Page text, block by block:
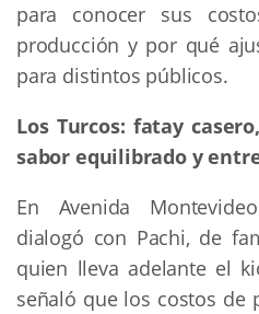
para conocer sus
producción y por qué
para distintos públicos.
Los Turcos: fatay
sabor equilibrado y
En Avenida
dialogó con Pachi, de
quien lleva adelante el
señaló que los costos de